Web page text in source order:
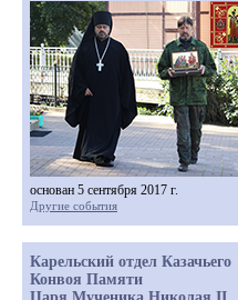
основан 5 сентября 2017 г.
Другие события
Карельский отдел Казачьего
Конвоя Памяти